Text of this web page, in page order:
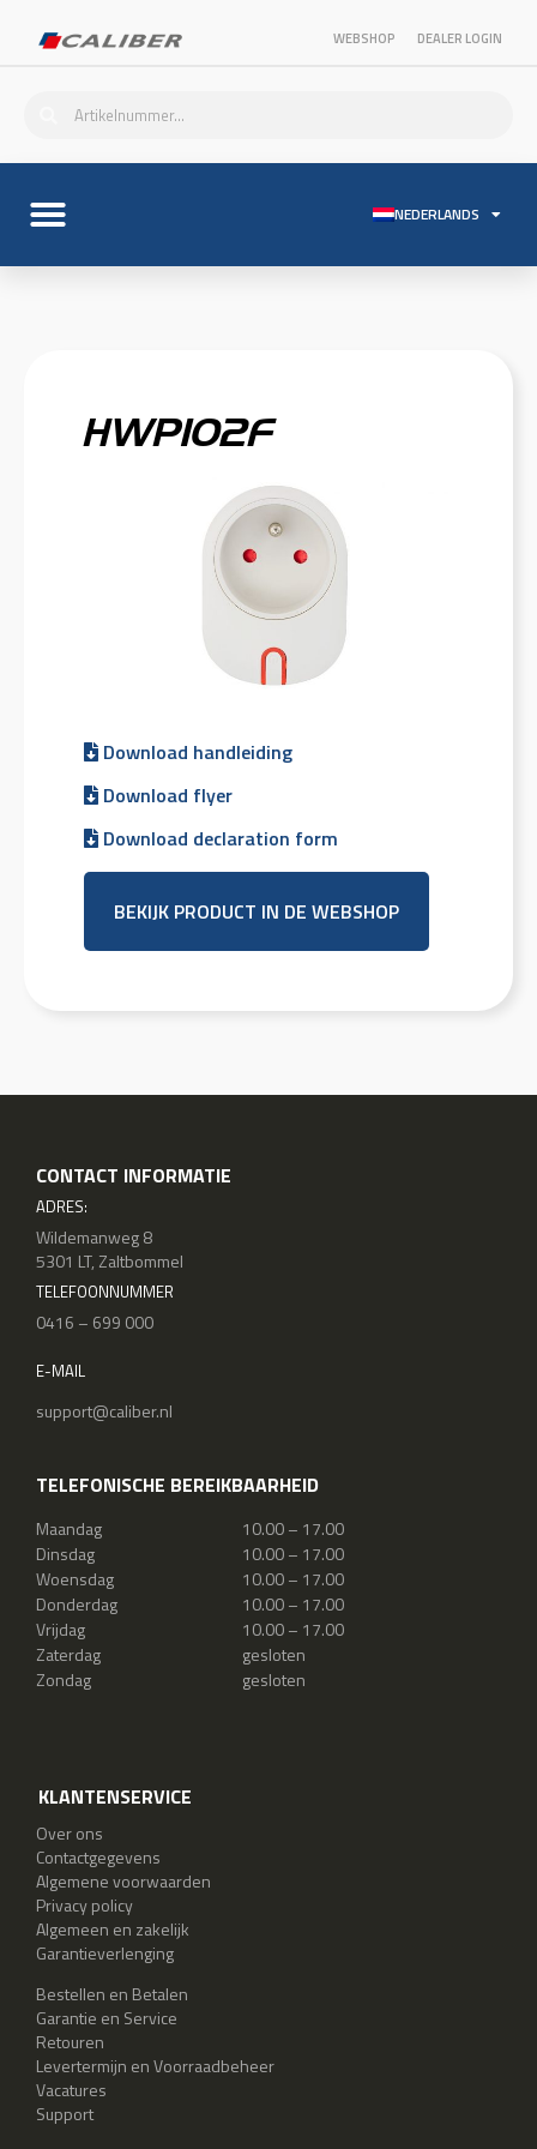
WEBSHOP DEALER LOGIN
NEDERLANDS
HWP102F
Download handleiding
Download flyer
Download declaration form
BEKIJK PRODUCT IN DE WEBSHOP
CONTACT INFORMATIE
ADRES:
Wildemanweg 8
5301 LT, Zaltbommel
TELEFOONNUMMER
0416 – 699 000
E-MAIL
support@caliber.nl
TELEFONISCHE BEREIKBAARHEID
Maandag
10.00 – 17.00
Dinsdag
10.00 – 17.00
Woensdag
10.00 – 17.00
Donderdag
10.00 – 17.00
Vrijdag
10.00 – 17.00
Zaterdag
gesloten
Zondag
gesloten
KLANTENSERVICE
Over ons
Contactgegevens
Algemene voorwaarden
Privacy policy
Algemeen en zakelijk
Garantieverlenging
Bestellen en Betalen
Garantie en Service
Retouren
Levertermijn en Voorraadbeheer
Vacatures
Support